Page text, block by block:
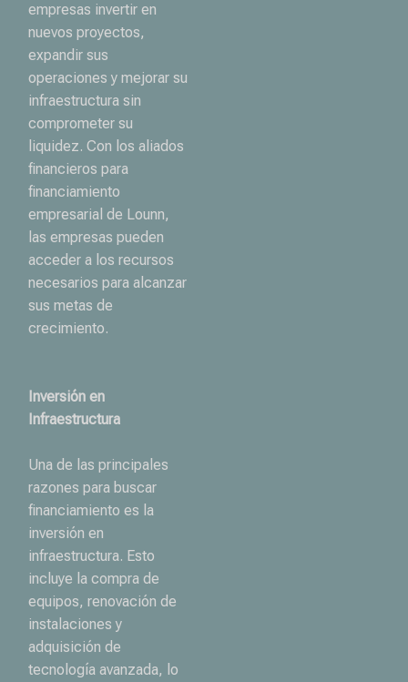
empresas invertir en
nuevos proyectos,
expandir sus
operaciones y mejorar su
infraestructura sin
comprometer su
liquidez. Con los aliados
financieros para
financiamiento
empresarial de Lounn,
las empresas pueden
acceder a los recursos
necesarios para alcanzar
sus metas de
crecimiento.
Inversión en
Infraestructura
Una de las principales
razones para buscar
financiamiento es la
inversión en
infraestructura. Esto
incluye la compra de
equipos, renovación de
instalaciones y
adquisición de
tecnología avanzada, lo